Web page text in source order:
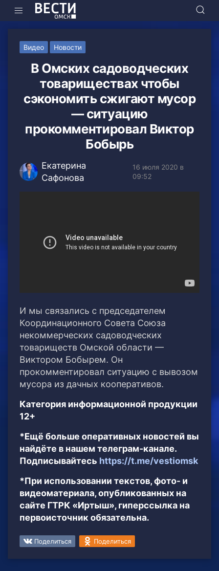
Видео Новости
В Омских садоводческих
товариществах чтобы
сэкономить сжигают мусор
— ситуацию
прокомментировал Виктор
Бобырь
Екатерина
Сафонова
16 июля 2020 в
09:52
И мы связались с председателем
Координационного Совета Союза
некоммерческих садоводческих
товариществ Омской области —
Виктором Бобырем. Он
прокомментировал ситуацию с вывозом
мусора из дачных кооперативов.
Категория информационной продукции
12+
*Ещё больше оперативных новостей вы
найдёте в нашем телеграм-канале.
Подписывайтесь https://t.me/vestiomsk
*При использовании текстов, фото- и
видеоматериала, опубликованных на
сайте ГТРК «Иртыш», гиперссылка на
первоисточник обязательна.
Поделиться Поделиться